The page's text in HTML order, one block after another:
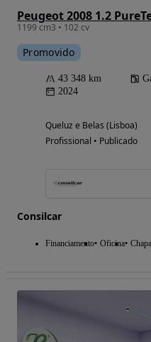
Peugeot 2008 1.2
1199 cm3 • 102 cv
Promovido
43 348 km
2024
Queluz e Belas (Lisboa)
Profissional • Publicado
Consilcar
Financiamento Oficina